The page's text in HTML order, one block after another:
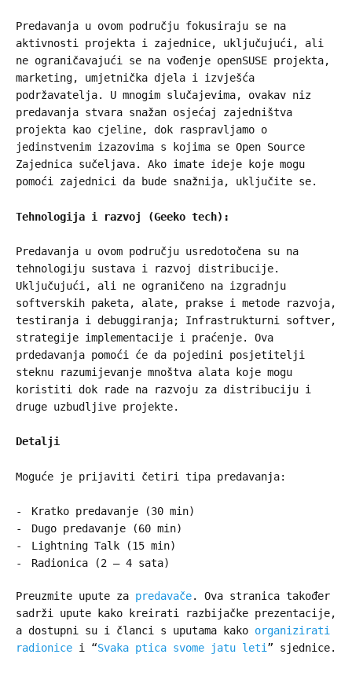
Predavanja u ovom području fokusiraju se na
aktivnosti projekta i zajednice, uključujući, ali
ne ograničavajući se na vođenje openSUSE projekta,
marketing, umjetnička djela i izvješća
podržavatelja. U mnogim slučajevima, ovakav niz
predavanja stvara snažan osjećaj zajedništva
projekta kao cjeline, dok raspravljamo o
jedinstvenim izazovima s kojima se Open Source
Zajednica sučeljava. Ako imate ideje koje mogu
pomoći zajednici da bude snažnija, uključite se.
Tehnologija i razvoj (Geeko tech):
Predavanja u ovom području usredotočena su na
tehnologiju sustava i razvoj distribucije.
Uključujući, ali ne ograničeno na izgradnju
softverskih paketa, alate, prakse i metode razvoja,
testiranja i debuggiranja; Infrastrukturni softver,
strategije implementacije i praćenje. Ova
prdedavanja pomoći će da pojedini posjetitelji
steknu razumijevanje mnoštva alata koje mogu
koristiti dok rade na razvoju za distribuciju i
druge uzbudljive projekte.
Detalji
Moguće je prijaviti četiri tipa predavanja:
Kratko predavanje (30 min)
Dugo predavanje (60 min)
Lightning Talk (15 min)
Radionica (2 – 4 sata)
Preuzmite upute za predavače. Ova stranica također
sadrži upute kako kreirati razbijačke prezentacije,
a dostupni su i članci s uputama kako organizirati
radionice i “Svaka ptica svome jatu leti” sjednice.